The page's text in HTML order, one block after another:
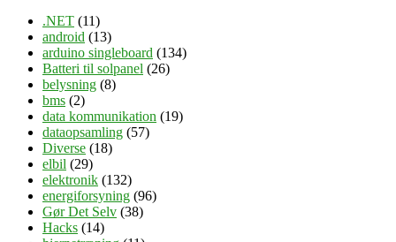
.NET (11)
android (13)
arduino singleboard (134)
Batteri til solpanel (26)
belysning (8)
bms (2)
data kommunikation (19)
dataopsamling (57)
Diverse (18)
elbil (29)
elektronik (132)
energiforsyning (96)
Gør Det Selv (38)
Hacks (14)